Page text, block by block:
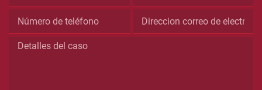
field
for
validation